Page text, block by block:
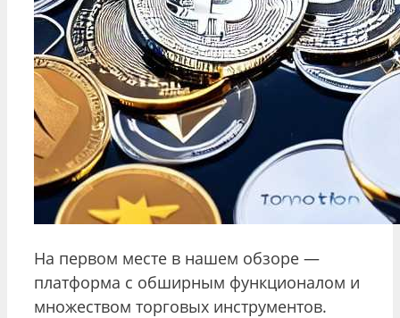
На первом месте в нашем обзоре —
платформа с обширным функционалом и
множеством торговых инструментов.